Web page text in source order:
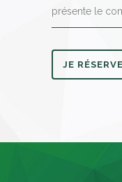
présente le
JE RÉSERVE